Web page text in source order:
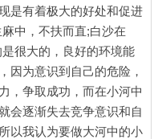
是有着极大的好处和促进
中，不扶而直;白沙在
很大的，良好的环境能
因为意识到自己的危险，
，争取成功，而在小河中
会逐渐失去竞争意识和自
以我认为要做大河中的小